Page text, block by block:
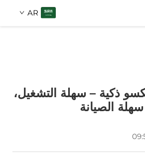
AR
ذكية – سهلة التشغيل،
سهلة الصيانة